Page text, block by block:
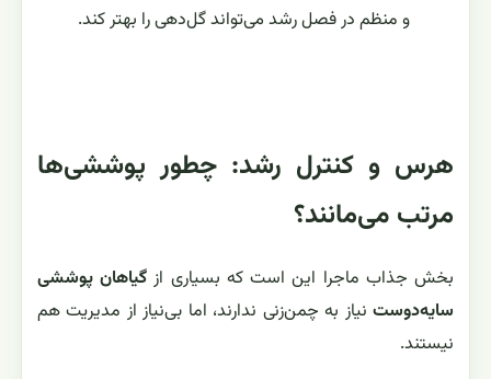
و منظم در فصل رشد می‌تواند گل‌دهی را بهتر کند.
هرس و کنترل رشد: چطور پوششی‌ها
مرتب می‌مانند؟
بخش جذاب ماجرا این است که بسیاری از گیاهان پوششی
سایه‌دوستنیاز به چمن‌زنی ندارند، اما بی‌نیاز از مدیریت هم
نیستند.